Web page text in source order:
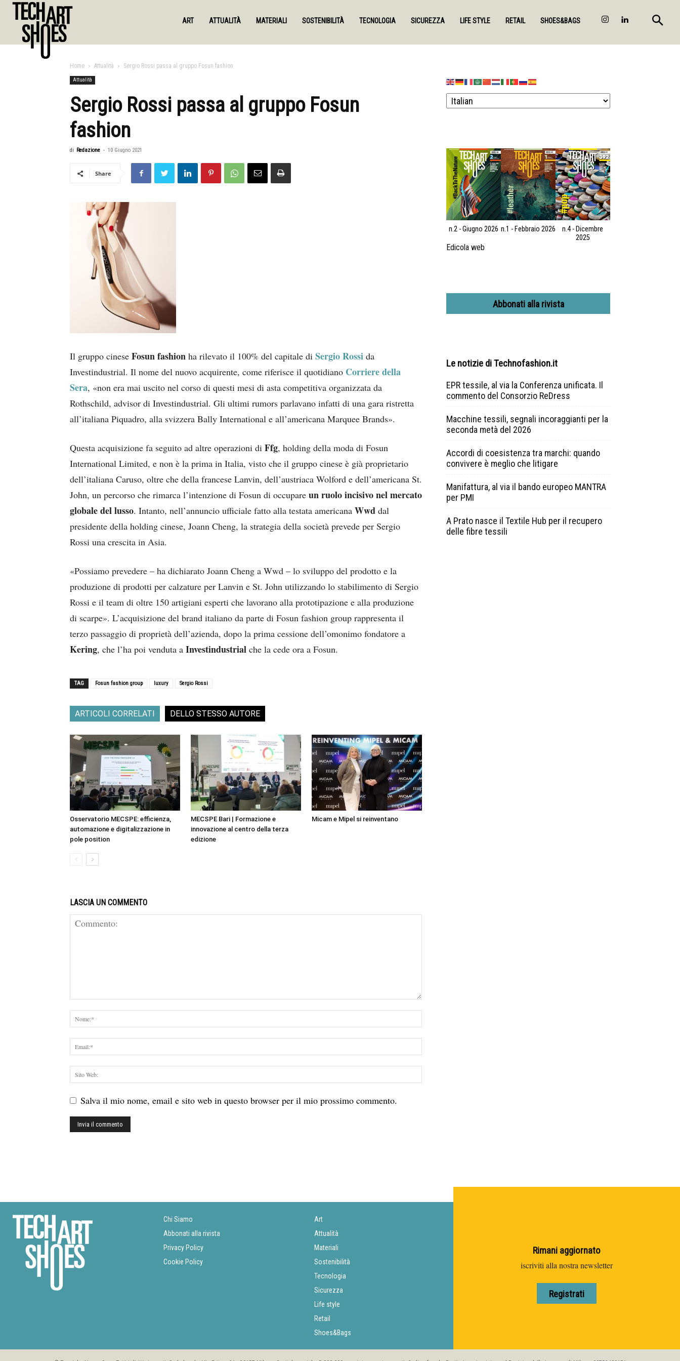
ART ATTUALITÀ MATERIALI SOSTENIBILITÀ TECNOLOGIA SICUREZZA LIFE STYLE RETAIL SHOES&BAGS
Home Attualità Sergio Rossi passa al gruppo Fosun fashion
Attualità
Sergio Rossi passa al gruppo Fosun
fashion
di Redazione - 10 Giugno 2021
Share
Il gruppo cinese Fosun fashion ha rilevato il 100% del capitale di Sergio Rossi da
Investindustrial. Il nome del nuovo acquirente, come riferisce il quotidiano Corriere della
Sera, «non era mai uscito nel corso di questi mesi di asta competitiva organizzata da
Rothschild, advisor di Investindustrial. Gli ultimi rumors parlavano infatti di una gara ristretta
all’italiana Piquadro, alla svizzera Bally International e all’americana Marquee Brands».
Questa acquisizione fa seguito ad altre operazioni di Ffg, holding della moda di Fosun
International Limited, e non è la prima in Italia, visto che il gruppo cinese è già proprietario
dell’italiana Caruso, oltre che della francese Lanvin, dell’austriaca Wolford e dell’americana St.
John, un percorso che rimarca l’intenzione di Fosun di occupare un ruolo incisivo nel mercato
globale del lusso. Intanto, nell’annuncio ufficiale fatto alla testata americana Wwd dal
presidente della holding cinese, Joann Cheng, la strategia della società prevede per Sergio
Rossi una crescita in Asia.
«Possiamo prevedere – ha dichiarato Joann Cheng a Wwd – lo sviluppo del prodotto e la
produzione di prodotti per calzature per Lanvin e St. John utilizzando lo stabilimento di Sergio
Rossi e il team di oltre 150 artigiani esperti che lavorano alla prototipazione e alla produzione
di scarpe». L’acquisizione del brand italiano da parte di Fosun fashion group rappresenta il
terzo passaggio di proprietà dell’azienda, dopo la prima cessione dell’omonimo fondatore a
Kering, che l’ha poi venduta a Investindustrial che la cede ora a Fosun.
TAG Fosun fashion group luxury Sergio Rossi
ARTICOLI CORRELATI DELLO STESSO AUTORE
Osservatorio MECSPE: efficienza,
automazione e digitalizzazione in
pole position
MECSPE Bari | Formazione e
innovazione al centro della terza
edizione
Micam e Mipel si reinventano
LASCIA UN COMMENTO
Salva il mio nome, email e sito web in questo browser per il mio prossimo commento.
n.2 - Giugno 2026 n.1 - Febbraio 2026
n.4 - Dicembre
2025
Edicola web
Abbonati alla rivista
Le notizie di Technofashion.it
EPR tessile, al via la Conferenza unificata. Il
commento del Consorzio ReDress
Macchine tessili, segnali incoraggianti per la
seconda metà del 2026
Accordi di coesistenza tra marchi: quando
convivere è meglio che litigare
Manifattura, al via il bando europeo MANTRA
per PMI
A Prato nasce il Textile Hub per il recupero
delle fibre tessili
Chi Siamo
Abbonati alla rivista
Privacy Policy
Cookie Policy
Art
Attualità
Materiali
Sostenibilità
Tecnologia
Sicurezza
Life style
Retail
Shoes&Bags
Rimani aggiornato
iscriviti alla nostra newsletter
Registrati